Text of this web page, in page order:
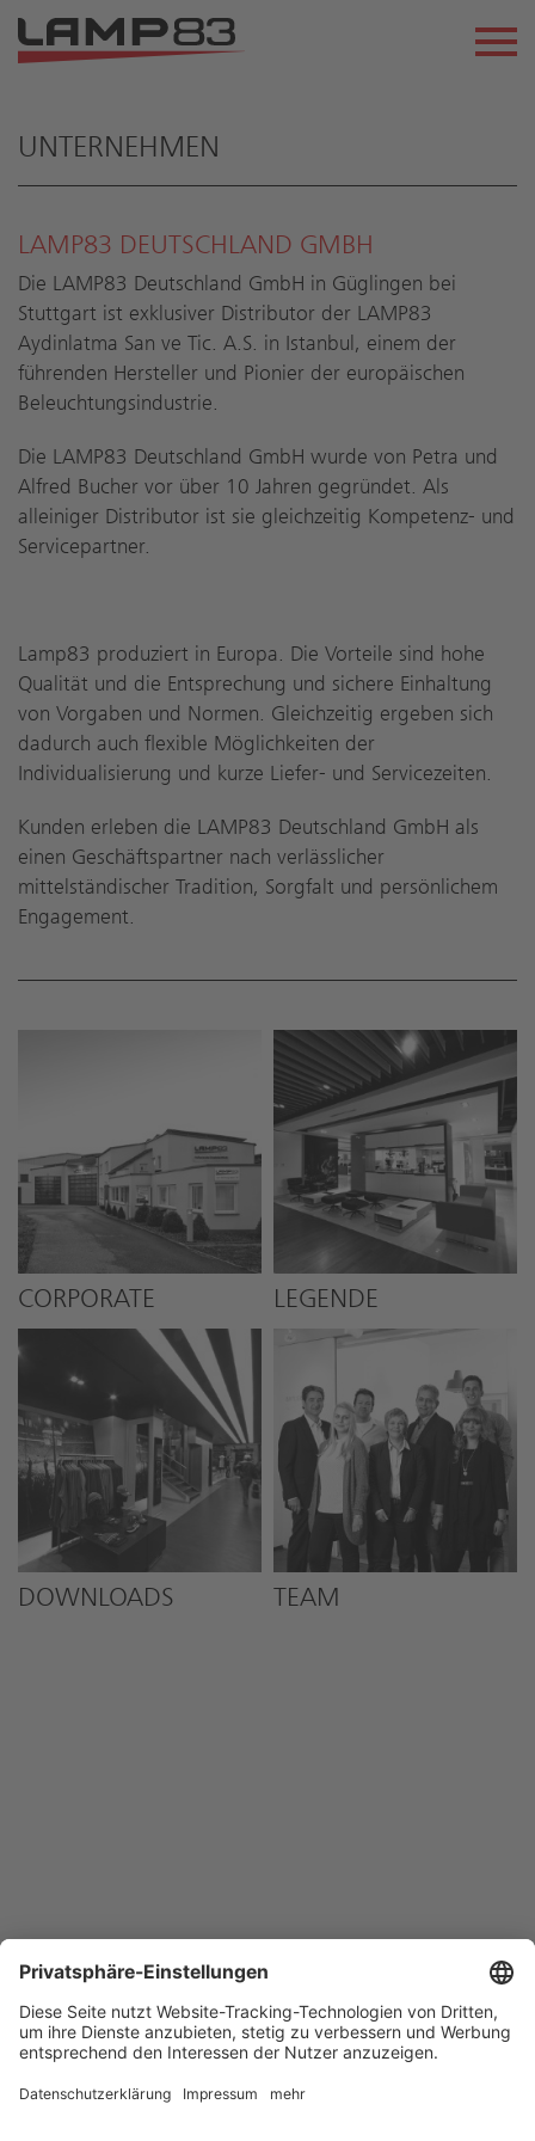
UNTERNEHMEN
LAMP83 DEUTSCHLAND GMBH
Die LAMP83 Deutschland GmbH in Güglingen bei
Stuttgart ist exklusiver Distributor der LAMP83
Aydinlatma San ve Tic. A.S. in Istanbul, einem der
führenden Hersteller und Pionier der europäischen
Beleuchtungsindustrie.
Die LAMP83 Deutschland GmbH wurde von Petra und
Alfred Bucher vor über 10 Jahren gegründet. Als
alleiniger Distributor ist sie gleichzeitig Kompetenz- und
Servicepartner.
Lamp83 produziert in Europa. Die Vorteile sind hohe
Qualität und die Entsprechung und sichere Einhaltung
von Vorgaben und Normen. Gleichzeitig ergeben sich
dadurch auch flexible Möglichkeiten der
Individualisierung und kurze Liefer- und Servicezeiten.
Kunden erleben die LAMP83 Deutschland GmbH als
einen Geschäftspartner nach verlässlicher
mittelständischer Tradition, Sorgfalt und persönlichem
Engagement.
CORPORATE LEGENDE
DOWNLOADS TEAM